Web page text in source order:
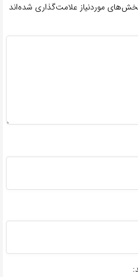
موردنیاز علامت‌گذاری شده‌اند